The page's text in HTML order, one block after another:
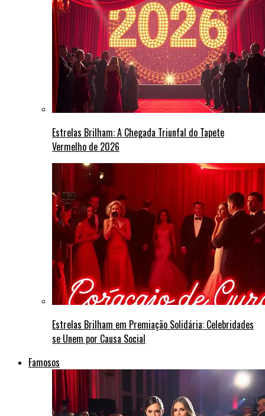
Estrelas Brilham: A Chegada Triunfal do Tapete
Vermelho de 2026
Estrelas Brilham em Premiação Solidária: Celebridades
se Unem por Causa Social
Famosos